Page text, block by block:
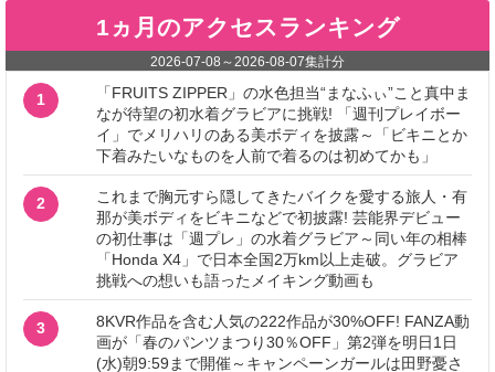
1ヵ月のアクセスランキング
2026-07-08 ～2026-08-07集計分
1
「FRUITS ZIPPER」の水色担当“まなふぃ”こと真中ま
なが待望の初水着グラビアに挑戦! 「週刊プレイボー
イ」でメリハリのある美ボディを披露～「ビキニとか
下着みたいなものを人前で着るのは初めてかも」
2
これまで胸元すら隠してきたバイクを愛する旅人・有
那が美ボディをビキニなどで初披露! 芸能界デビュー
の初仕事は「週プレ」の水着グラビア～同い年の相棒
「Honda X4」で日本全国2万km以上走破。グラビア
挑戦への想いも語ったメイキング動画も
3
8KVR作品を含む人気の222作品が30%OFF! FANZA動
画が「春のパンツまつり30％OFF」第2弾を明日1日
(水)朝9:59まで開催～キャンペーンガールは田野憂さ